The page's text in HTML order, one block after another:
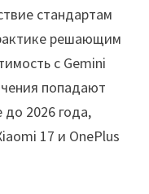
стандартам
решающим
с Gemini
попадают
2026 года,
17 и OnePlus